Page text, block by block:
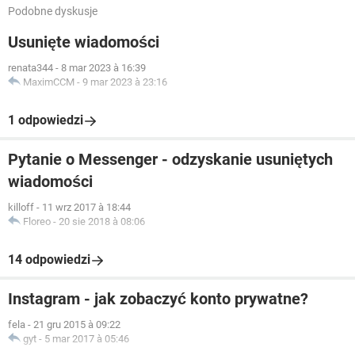
Podobne dyskusje
Usunięte wiadomości
renata344 - 8 mar 2023 à 16:39
MaximCCM - 9 mar 2023 à 23:16
1 odpowiedzi
Pytanie o Messenger - odzyskanie usuniętych
wiadomości
killoff - 11 wrz 2017 à 18:44
Floreo - 20 sie 2018 à 08:06
14 odpowiedzi
Instagram - jak zobaczyć konto prywatne?
fela - 21 gru 2015 à 09:22
gyt - 5 mar 2017 à 05:46